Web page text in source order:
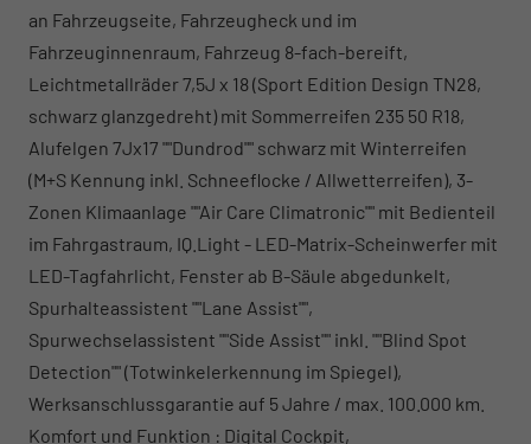
an Fahrzeugseite, Fahrzeugheck und im
Fahrzeuginnenraum, Fahrzeug 8-fach-bereift,
Leichtmetallräder 7,5J x 18 (Sport Edition Design TN28,
schwarz glanzgedreht) mit Sommerreifen 235 50 R18,
Alufelgen 7Jx17 ""Dundrod"" schwarz mit Winterreifen
(M+S Kennung inkl. Schneeflocke / Allwetterreifen), 3-
Zonen Klimaanlage ""Air Care Climatronic"" mit Bedienteil
im Fahrgastraum, IQ.Light - LED-Matrix-Scheinwerfer mit
LED-Tagfahrlicht, Fenster ab B-Säule abgedunkelt,
Spurhalteassistent ""Lane Assist"",
Spurwechselassistent ""Side Assist"" inkl. ""Blind Spot
Detection"" (Totwinkelerkennung im Spiegel),
Werksanschlussgarantie auf 5 Jahre / max. 100.000 km.
Komfort und Funktion : Digital Cockpit,